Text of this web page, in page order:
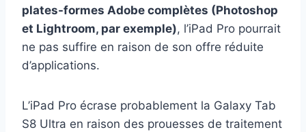
plates-formes Adobe complètes (Photoshop
et Lightroom, par exemple), l’iPad Pro pourrait
ne pas suffire en raison de son offre réduite
d’applications.
L’iPad Pro écrase probablement la Galaxy Tab
S8 Ultra en raison des prouesses de traitement